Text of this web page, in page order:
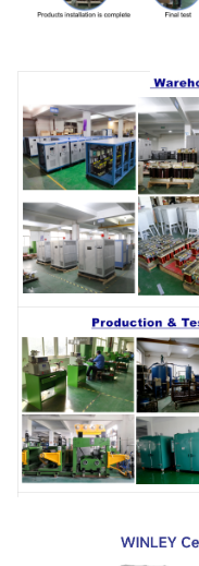
2000KVA
SG-
3000KVA
SG-
4000KVA
SG-
6000KVA